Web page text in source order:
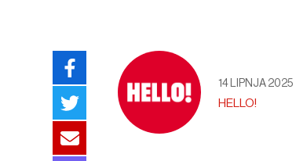
14 LIPNJA 2025
HELLO!